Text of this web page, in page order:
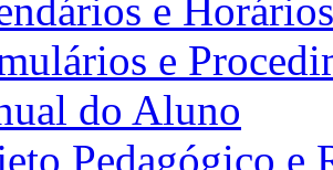
e Horários
e
do Aluno
Pedagógico e